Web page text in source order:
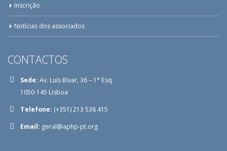
Inscrição
Notícias dos associados
CONTACTOS
Sede: Av. Luís Bívar, 36 – 1° Esq.
1050-145 Lisboa
Telefone: (+351) 213 538 415
Email: geral@aphp-pt.org